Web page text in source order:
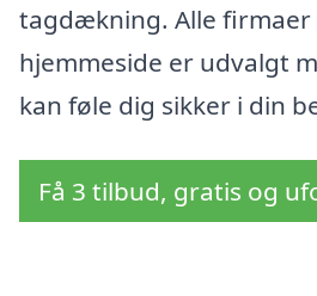
tagdækning. Alle firmaer
hjemmeside er udvalgt
kan føle dig sikker i din
Få 3 tilbud, gratis og